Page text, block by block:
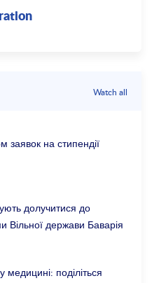
Watch all
заявок на стипендії
долучитися до
Вільної держави Баварія
медицині: поділіться